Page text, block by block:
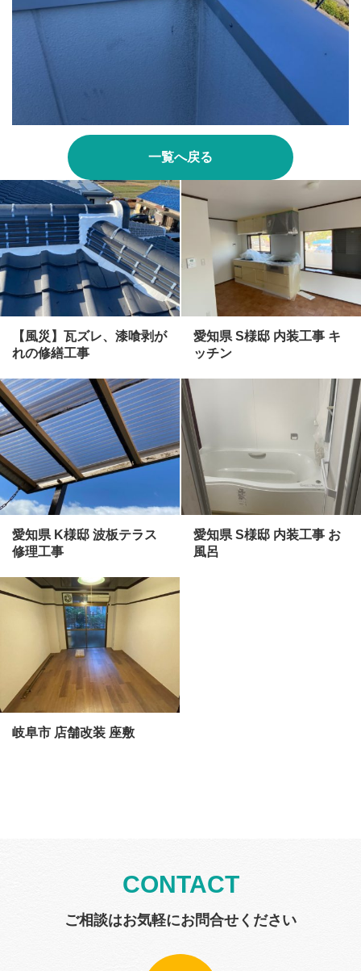
一覧へ戻る
【風災】瓦ズレ、漆喰剥が
れの修繕工事
愛知県 S様邸 内装工事 キ
ッチン
愛知県 K様邸 波板テラス
修理工事
愛知県 S様邸 内装工事 お
風呂
岐阜市 店舗改装 座敷
CONTACT
ご相談はお気軽にお問合せください